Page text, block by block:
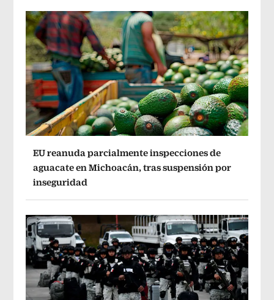
EU reanuda parcialmente inspecciones de
aguacate en Michoacán, tras suspensión por
inseguridad